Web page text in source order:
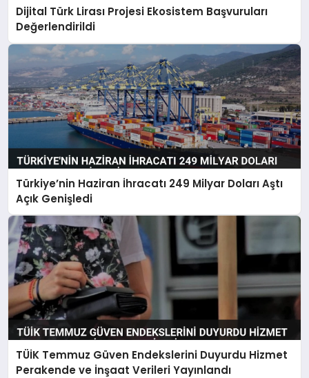
Dijital Türk Lirası Projesi Ekosistem Başvuruları
Değerlendirildi
Türkiye’nin Haziran İhracatı 249 Milyar Doları Aştı
Açık Genişledi
TÜİK Temmuz Güven Endekslerini Duyurdu Hizmet
Perakende ve İnşaat Verileri Yayınlandı